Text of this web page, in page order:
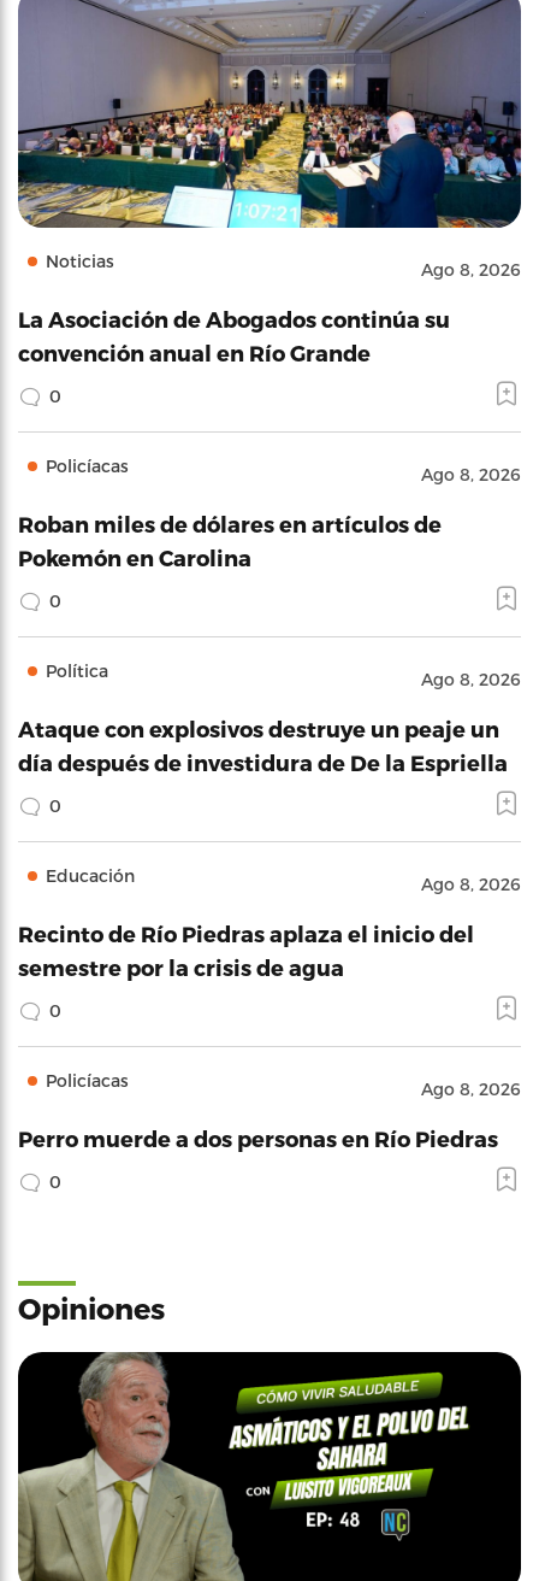
Noticias Ago 8, 2026
La Asociación de Abogados continúa su
convención anual en Río Grande
0
Policíacas Ago 8, 2026
Roban miles de dólares en artículos de
Pokemón en Carolina
0
Política Ago 8, 2026
Ataque con explosivos destruye un peaje un
día después de investidura de De la Espriella
0
Educación Ago 8, 2026
Recinto de Río Piedras aplaza el inicio del
semestre por la crisis de agua
0
Policíacas Ago 8, 2026
Perro muerde a dos personas en Río Piedras
0
Opiniones